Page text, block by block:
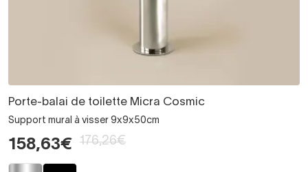
Porte-balai de toilette Micra Cosmic
Support mural à visser 9x9x50cm
158,63€ 176,26€